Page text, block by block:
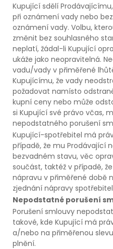
Kupující sdělí
při oznámení vady nebo
oznámení vady. Volbu,
změnit bez souhlasného
neplatí, žádal-li Kupující
ukáže jako neopravitelná.
vadu/vady v přiměřené
Kupujícímu, že vady
požadovat namísto
kupní ceny nebo může
si Kupující své právo včas,
nepodstatného porušení
Kupující-spotřebitel má
případě, že mu Prodávající
bezvadném stavu, věc
součást, taktéž v případě,
nápravu v přiměřené době
zjednání nápravy
Nepodstatné porušení
Porušení smlouvy
takové, kde Kupující má
a/nebo na přiměřenou
plnění.